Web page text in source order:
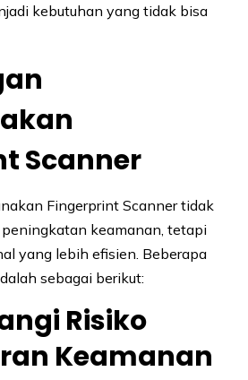
kebutuhan yang tidak bisa
Scanner
Fingerprint Scanner tidak
keamanan, tetapi
yang lebih efisien. Beberapa
sebagai berikut:
Risiko
Keamanan